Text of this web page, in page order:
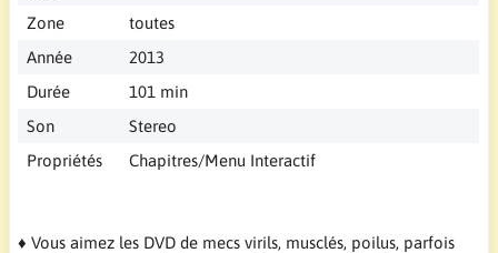
Zone
toutes
Année
2013
Durée
101 min
Son
Stereo
Propriétés
Chapitres/Menu Interactif
♦ Vous aimez les DVD de mecs virils, musclés, poilus, parfois